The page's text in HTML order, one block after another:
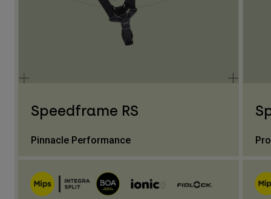
Speedframe RS
Pinnacle Performance